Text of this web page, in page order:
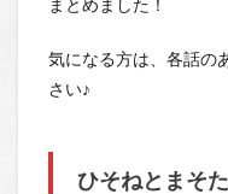
まとめました！
気になる方は、各話の
さい♪
ひそねとまそ